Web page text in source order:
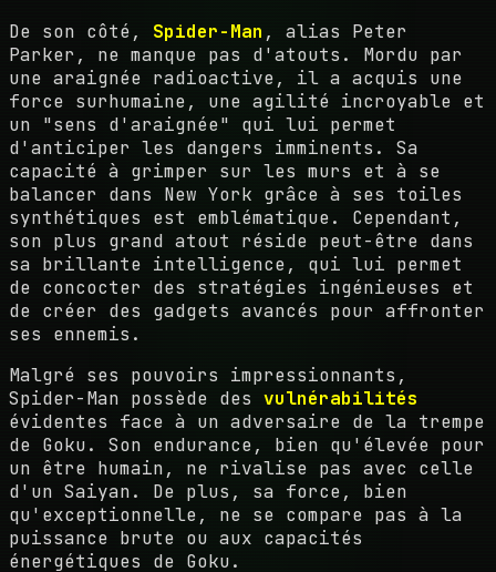
De son côté, Spider-Man , alias Peter
Parker, ne manque pas d'atouts. Mordu par
une araignée radioactive, il a acquis une
force surhumaine, une agilité incroyable et
un "sens d'araignée" qui lui permet
d'anticiper les dangers imminents. Sa
capacité à grimper sur les murs et à se
balancer dans New York grâce à ses toiles
synthétiques est emblématique. Cependant,
son plus grand atout réside peut-être dans
sa brillante intelligence, qui lui permet
de concocter des stratégies ingénieuses et
de créer des gadgets avancés pour affronter
ses ennemis.
Malgré ses pouvoirs impressionnants,
Spider-Man possède des vulnérabilités
évidentes face à un adversaire de la trempe
de Goku. Son endurance, bien qu'élevée pour
un être humain, ne rivalise pas avec celle
d'un Saiyan. De plus, sa force, bien
qu'exceptionnelle, ne se compare pas à la
puissance brute ou aux capacités
énergétiques de Goku.